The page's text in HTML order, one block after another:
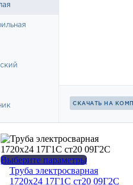
Выберите параметрыЭтот
товар
имеет
Труба электросварная
1720х24 17Г1С ст20 09Г2С